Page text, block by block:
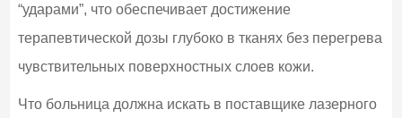
“ударами”, что обеспечивает достижение
терапевтической дозы глубоко в тканях без перегрева
чувствительных поверхностных слоев кожи.
Что больница должна искать в поставщике лазерного